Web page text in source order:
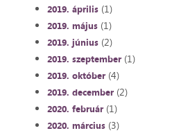
2019. április(1)
2019. május(1)
2019. június(2)
2019. szeptember(1)
2019. október(4)
2019. december(2)
2020. február(1)
2020. március(3)